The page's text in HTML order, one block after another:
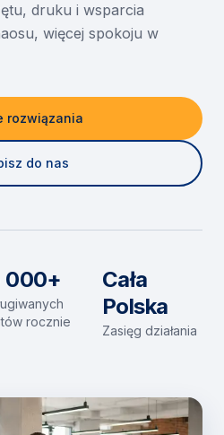
druku i wsparcia
więcej spokoju w
rozwiązania
do nas
000+
rocznie
Cała
Polska
Zasięg działania